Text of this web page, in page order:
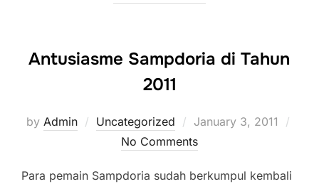
Antusiasme Sampdoria di Tahun
2011
by Admin Uncategorized
Posted
on
January 3, 2011
No Comments
Para pemain Sampdoria sudah berkumpul kembali